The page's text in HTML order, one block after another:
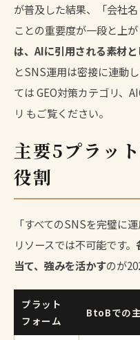
が普及した結果、「会社
ことの重要度が一段と上が
は、AIに引用される素材
とSNS運用は密接に連動
てはGEO対策カテゴリ、
リ もご覧ください。
主要5プラッ
役割
「すべてのSNSを完璧に
リソースでは不可能です。
当て、強みを活かすのが
プラット
フォーム
BtoBでの